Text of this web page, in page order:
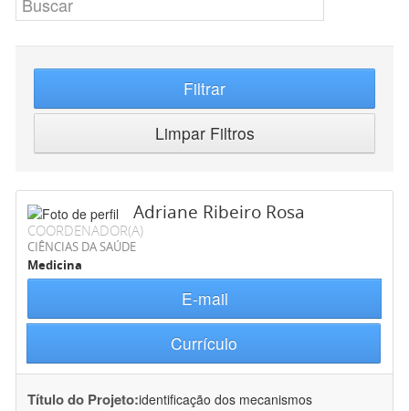
Filtrar
Limpar Filtros
Adriane Ribeiro Rosa
COORDENADOR(A)
CIÊNCIAS DA SAÚDE
Medicina
E-mail
Currículo
Título do Projeto:identificação dos mecanismos